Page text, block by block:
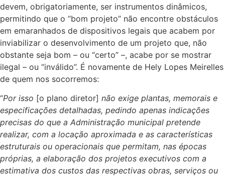
devem, obrigatoriamente, ser instrumentos dinâmicos,
permitindo que o “bom projeto” não encontre obstáculos
em emaranhados de dispositivos legais que acabem por
inviabilizar o desenvolvimento de um projeto que, não
obstante seja bom – ou “certo” –, acabe por se mostrar
ilegal – ou “inválido”. É novamente de Hely Lopes Meirelles
de quem nos socorremos:
“Por isso [o plano diretor] não exige plantas, memorais e
especificações detalhadas, pedindo apenas indicações
precisas do que a Administração municipal pretende
realizar, com a locação aproximada e as características
estruturais ou operacionais que permitam, nas épocas
próprias, a elaboração dos projetos executivos com a
estimativa dos custos das respectivas obras, serviços ou